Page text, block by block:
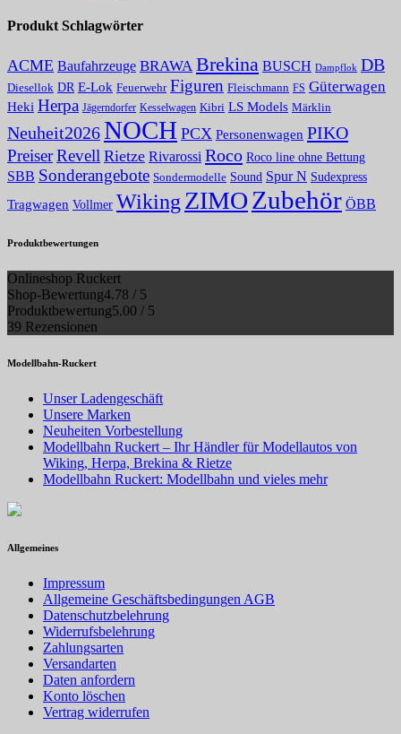
Produkt Schlagwörter
ACME Baufahrzeuge BRAWA Brekina BUSCH Dampflok DB
Diesellok DR E-Lok Feuerwehr Figuren Fleischmann FS Güterwagen
Heki Herpa Jägerndorfer Kesselwagen Kibri LS Models Märklin
Neuheit2026NOCH PCX Personenwagen PIKO
PreiserRevell Rietze Rivarossi Roco Roco line ohne Bettung
SBB Sonderangebote Sondermodelle Sound Spur N Sudexpress
Tragwagen Vollmer Wiking ZIMOZubehör ÖBB
Produktbewertungen
Onlineshop Ruckert
Shop-Bewertung4.78 / 5
Produktbewertung5.00 / 5
39 Rezensionen
Modellbahn-Ruckert
Unser Ladengeschäft
Unsere Marken
Neuheiten Vorbestellung
Modellbahn Ruckert – Ihr Händler für Modellautos von
Wiking, Herpa, Brekina & Rietze
Modellbahn Ruckert: Modellbahn und vieles mehr
Allgemeines
Impressum
Allgemeine Geschäftsbedingungen AGB
Datenschutzbelehrung
Widerrufsbelehrung
Zahlungsarten
Versandarten
Daten anfordern
Konto löschen
Vertrag widerrufen